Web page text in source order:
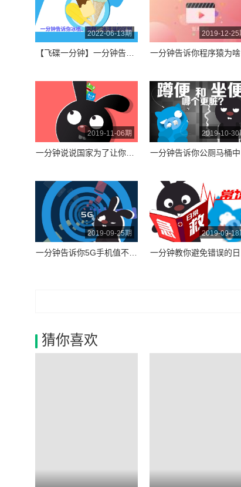
2022-06-13期 2019-12-25
2019-11-06期 2019-10-30
2019-09-25期 2019-09-18
猜你喜欢